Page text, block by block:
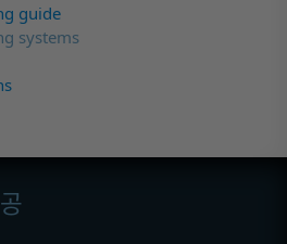
guide
systems